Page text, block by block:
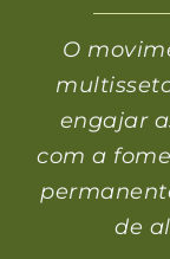
O
engajar
com a
de